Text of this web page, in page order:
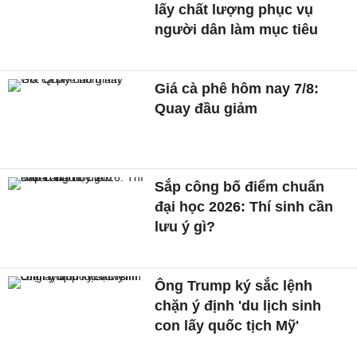
lấy chất lượng phục vụ
người dân làm mục tiêu
Giá cà phê hôm nay 7/8:
Quay đầu giảm
Sắp công bố điểm chuẩn
đại học 2026: Thí sinh cần
lưu ý gì?
Ông Trump ký sắc lệnh
chặn ý định 'du lịch sinh
con lấy quốc tịch Mỹ'